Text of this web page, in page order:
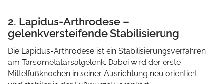
2. Lapidus-Arthrodese –
gelenkversteifende Stabilisierung
Die Lapidus-Arthrodese ist ein Stabilisierungsverfahren
am Tarsometatarsalgelenk. Dabei wird der erste
Mittelfußknochen in seiner Ausrichtung neu orientiert